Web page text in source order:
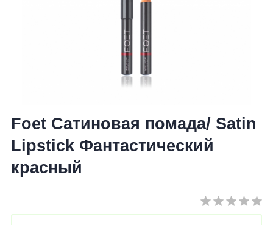
Foet Сатиновая помада/ Satin
Lipstick Фантастический
красный